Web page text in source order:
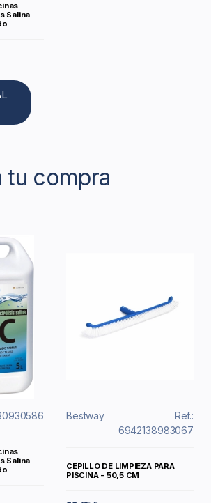
Salina
tu compra
Salina
Bestway
Ref.:
6942138983067
CEPILLO DE LIMPIEZA PARA
PISCINA - 50,5 CM